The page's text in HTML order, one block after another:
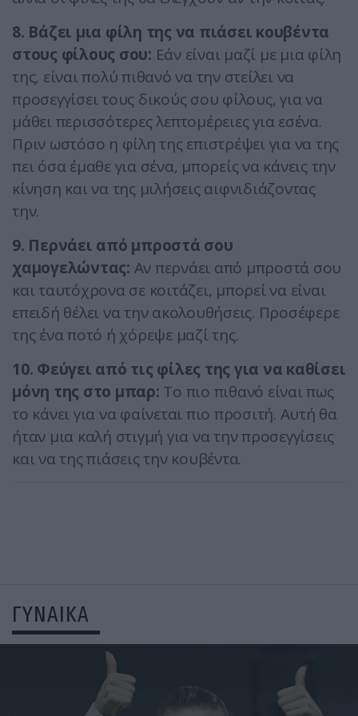
8. Βάζει μια φίλη της να πιάσει κουβέντα
στους φίλους σου: Εάν είναι μαζί με μια φίλη
της, είναι πολύ πιθανό να την στείλει να
προσεγγίσει τους δικούς σου φίλους, για να
μάθει περισσότερες λεπτομέρειες για εσένα.
Πριν ωστόσο η φίλη της επιστρέψει για να της
πει όσα έμαθε για σένα, μπορείς να κάνεις την
κίνηση και να της μιλήσεις αιφνιδιάζοντας
την.
9. Περνάει από μπροστά σου
χαμογελώντας: Αν περνάει από μπροστά σου
και ταυτόχρονα σε κοιτάζει, μπορεί να είναι
επειδή θέλει να την ακολουθήσεις. Προσέφερε
της ένα ποτό ή χόρεψε μαζί της.
10. Φεύγει από τις φίλες της για να καθίσει
μόνη της στο μπαρ: Το πιο πιθανό είναι πως
το κάνει για να φαίνεται πιο προσιτή. Αυτή θα
ήταν μια καλή στιγμή για να την προσεγγίσεις
και να της πιάσεις την κουβέντα.
ΓΥΝΑΙΚΑ